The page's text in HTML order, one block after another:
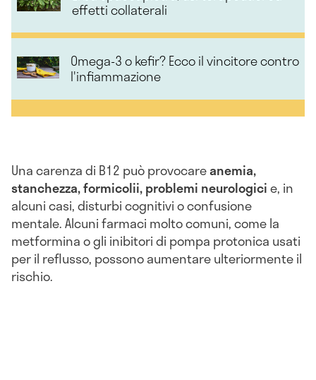
effetti collaterali
Omega-3 o kefir? Ecco il vincitore contro
l'infiammazione
Una carenza di B12 può provocareanemia,
stanchezza, formicolii, problemi neurologicie, in
alcuni casi, disturbi cognitivi o confusione
mentale. Alcuni farmaci molto comuni, come la
metformina o gli inibitori di pompa protonica usati
per il reflusso, possono aumentare ulteriormente il
rischio.